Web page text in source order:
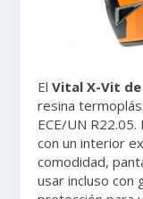
ElVital X-Vit
resina
ECE/UN
con un interior
comodidad,
usar incluso con